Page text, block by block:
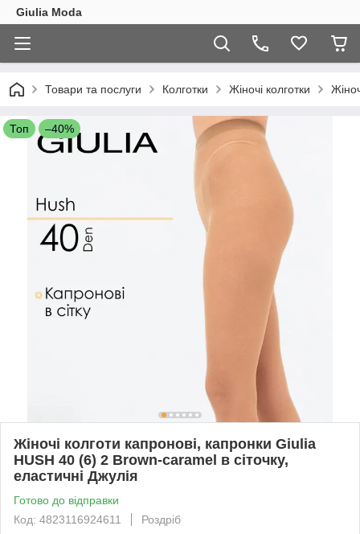
Giulia Moda
Товари та послуги Колготки Жіночі колготки
Топ –40%
Жіночі колготи капронові, капронки Giulia
HUSH 40 (6) 2 Brown-caramel в сіточку,
еластичні Джулія
Готово до відправки
Код: 4823116924611
Роздріб